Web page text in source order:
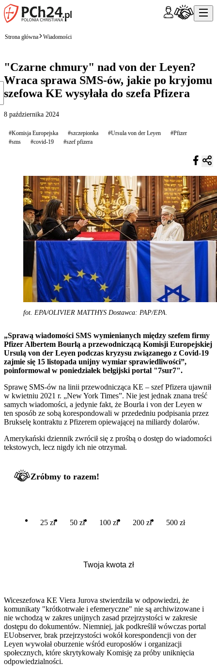
Strona główna Wiadomości
"Czarne chmury" nad von der Leyen?
Wraca sprawa SMS-ów, jakie po kryjomu
szefowa KE wysyłała do szefa Pfizera
8 października 2024
#Komisja Europejska #szczepionka #Ursula von der Leyen
#Pfizer
#sms
#covid-19 #szef pfizera
fot. EPA/OLIVIER MATTHYS Dostawca: PAP/EPA.
„Sprawą wiadomości SMS wymienianych między szefem firmy
Pfizer Albertem Bourlą a przewodniczącą Komisji Europejskiej
Ursulą von der Leyen podczas kryzysu związanego z Covid-19
zajmie się 15 listopada unijny wymiar sprawiedliwości”,
poinformował w poniedziałek belgijski portal "7sur7".
Sprawę SMS-ów na linii przewodnicząca KE – szef Pfizera ujawnił
w kwietniu 2021 r. „New York Times”. Nie jest jednak znana treść
samych wiadomości, a jedynie fakt, że Bourla i von der Leyen w
ten sposób ze sobą korespondowali w przededniu podpisania przez
Brukselę kontraktu z Pfizerem opiewającej na miliardy dolarów.
Amerykański dziennik zwrócił się z prośbą o dostęp do wiadomości
tekstowych, lecz nigdy ich nie otrzymał.
Zróbmy to razem!
25 zł 50 zł 100 zł 200 zł 500 zł
Wiceszefowa KE Viera Jurova stwierdziła w odpowiedzi, że
komunikaty "krótkotrwałe i efemeryczne" nie są archiwizowane i
nie wchodzą w zakres unijnych zasad przejrzystości w zakresie
dostępu do dokumentów. Niemniej, jak podkreślił wówczas portal
EUobserver, brak przejrzystości wokół korespondencji von der
Leyen wywołał oburzenie wśród europosłów i organizacji
społecznych, które skrytykowały Komisję za próby uniknięcia
odpowiedzialności.